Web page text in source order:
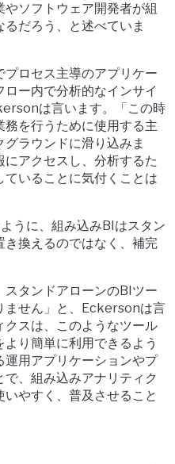
ソフトウェア開発者が組
だろう、と述べていま
プロセス主導のアプリケー
ー内で分析的なインサイ
は言います。「この時
を行うために使用する主
ラウンドに滑り込みま
アクセスし、分析するた
いることに気付くことは
うに、組み込みBIはスタン
き換えるのではなく、補完
スタンドアローンのBIツー
ません」と、Eckersonは言
スは、このようなツール
り簡単に利用できるよう
用アプリケーションやプ
、組み込みアナリティク
やすく、普及させること